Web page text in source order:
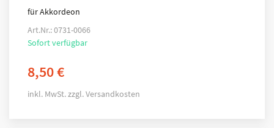
für Akkordeon
Art.Nr.: 0731-0066
Sofort verfügbar
8,50€
inkl. MwSt.zzgl.Versandkosten